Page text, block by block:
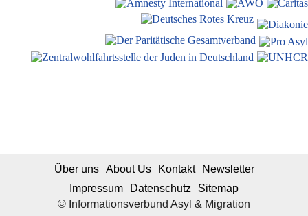
© Informationsverbund Asyl & Migration
Über uns About Us Kontakt
Newsletter
Impressum
Datenschutz Sitemap